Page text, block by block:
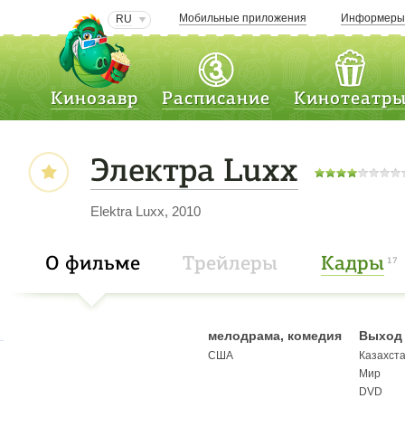
RU Мобильные приложения Информеры
Кинозавр Расписание
Электра Luxx
Elektra Luxx, 2010
О фильме Трейлеры Кадры 17
мелодрама, комедия Выход
США
Мир
DVD